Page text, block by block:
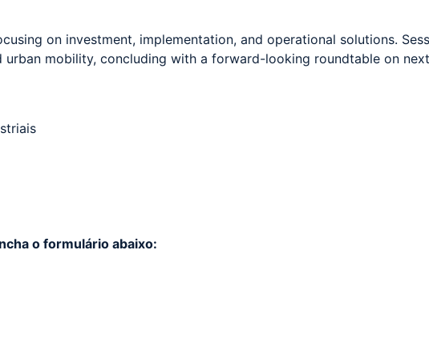
on investment, implementation, and operational solutions.
mobility, concluding with a forward-looking roundtable on
o formulário abaixo: